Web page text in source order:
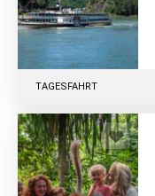
TAGESFAHRT